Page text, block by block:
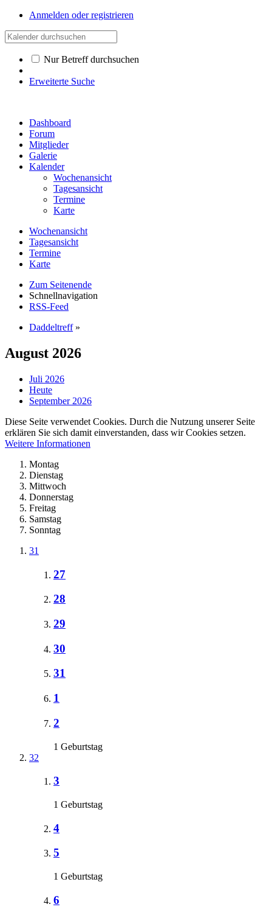
Anmelden oder registrieren
Nur Betreff durchsuchen
Erweiterte Suche
Dashboard
Forum
Mitglieder
Galerie
Kalender
Wochenansicht
Tagesansicht
Termine
Karte
Wochenansicht
Tagesansicht
Termine
Karte
Zum Seitenende
Schnellnavigation
RSS-Feed
Daddeltreff »
August 2026
Juli 2026
Heute
September 2026
Diese Seite verwendet Cookies. Durch die Nutzung unserer Seite
erklären Sie sich damit einverstanden, dass wir Cookies setzen.
Weitere Informationen
Montag
Dienstag
Mittwoch
Donnerstag
Freitag
Samstag
Sonntag
31
27
28
29
30
31
1
2
1 Geburtstag
32
3
1 Geburtstag
4
5
1 Geburtstag
6